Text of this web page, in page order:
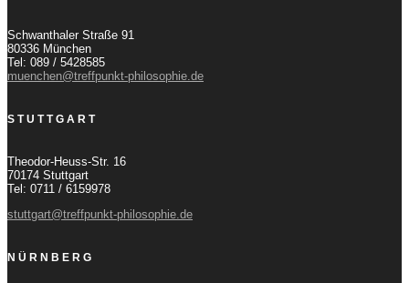
Schwanthaler Straße 91
80336 München
Tel: 089 / 5428585
muenchen@treffpunkt-philosophie.de
STUTTGART
Theodor-Heuss-Str. 16
70174 Stuttgart
Tel: 0711 / 6159978
stuttgart@treffpunkt-philosophie.de
NÜRNBERG